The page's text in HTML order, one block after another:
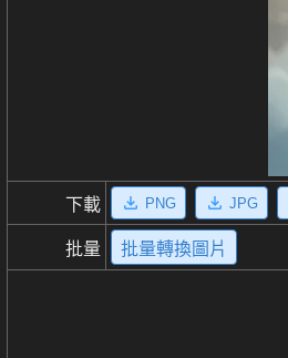
下載 PNG JPG
批量 批量轉換圖片